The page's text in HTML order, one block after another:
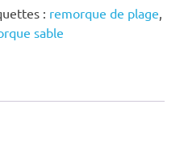
: remorque de plage
sable